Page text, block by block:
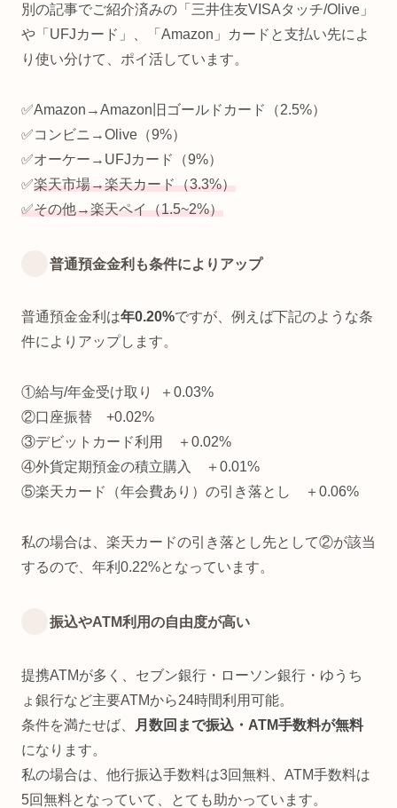
別の記事でご紹介済みの「三井住友VISAタッチ/Olive」
や「UFJカード」、「Amazon」カードと支払い先によ
り使い分けて、ポイ活しています。
✅Amazon→Amazon旧ゴールドカード（2.5%）
✅コンビニ→Olive（9%）
✅オーケー→UFJカード（9%）
✅楽天市場→楽天カード（3.3%）
✅その他→楽天ペイ（1.5~2%）
普通預金金利も条件によりアップ
普通預金金利は年0.20%ですが、例えば下記のような条
件によりアップします。
①給与/年金受け取り ＋0.03%
②口座振替 +0.02%
③デビットカード利用 ＋0.02%
④外貨定期預金の積立購入 ＋0.01%
⑤楽天カード（年会費あり）の引き落とし ＋0.06%
私の場合は、楽天カードの引き落とし先として②が該当
するので、年利0.22%となっています。
振込やATM利用の自由度が高い
提携ATMが多く、セブン銀行・ローソン銀行・ゆうち
ょ銀行など主要ATMから24時間利用可能。
条件を満たせば、
月数回まで振込・ATM手数料が無料
になります。
私の場合は、他行振込手数料は3回無料、ATM手数料は
5回無料となっていて、とても助かっています。